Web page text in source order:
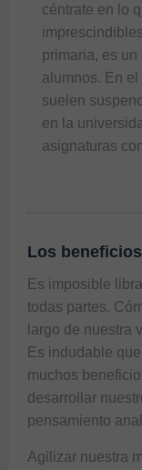
céntrate en lo
primaria, es
alumnos. En
suelen
en la
asignaturas
Los
Es imposible
todas partes.
largo de nuestra
Es indudable
muchos
desarrollar
pensamiento
Agilizar nuestra